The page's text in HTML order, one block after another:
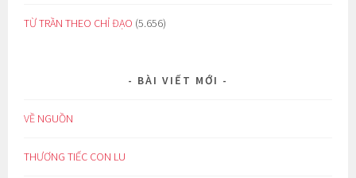
TỪ TRẦN THEO CHỈ ĐẠO (5.656)
BÀI VIẾT MỚI
VỀ NGUỒN
THƯƠNG TIẾC CON LU